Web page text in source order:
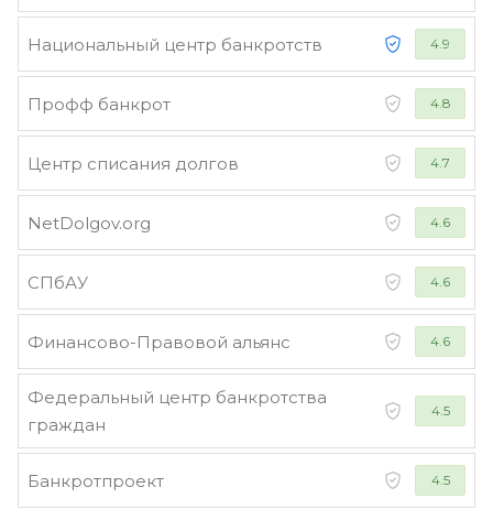
Национальный центр банкротств 4.9
Профф банкрот 4.8
Центр списания долгов 4.7
NetDolgov.org 4.6
СПбАУ 4.6
Финансово-Правовой альянс 4.6
Федеральный центр банкротства
граждан
4.5
Банкротпроект 4.5